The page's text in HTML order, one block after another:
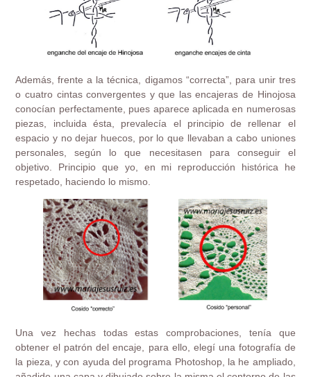
Además, frente a la técnica, digamos “correcta”, para unir tres
o cuatro cintas convergentes y que las encajeras de Hinojosa
conocían perfectamente, pues aparece aplicada en numerosas
piezas, incluida ésta, prevalecía el principio de rellenar el
espacio y no dejar huecos, por lo que llevaban a cabo uniones
personales, según lo que necesitasen para conseguir el
objetivo. Principio que yo, en mi reproducción histórica he
respetado, haciendo lo mismo.
Una vez hechas todas estas comprobaciones, tenía que
obtener el patrón del encaje, para ello, elegí una fotografía de
la pieza, y con ayuda del programa Photoshop, la he ampliado,